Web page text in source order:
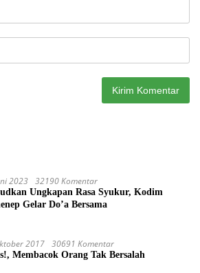
2023 32190 Komentar
Ungkapan Rasa Syukur, Kodim
Gelar Do’a Bersama
2017 30691 Komentar
Membacok Orang Tak Bersalah